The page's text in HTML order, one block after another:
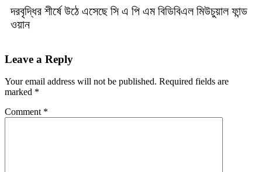
দরবৃদ্ধির শীর্ষে উঠে এসেছে সি এ পি এম বিডিবিএল মিউচুয়াল ফান্ড
ওয়ান
Leave a Reply
Your email address will not be published. Required fields are
marked *
Comment *